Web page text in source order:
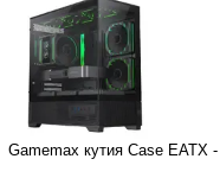
Gamemax кутия Case EATX